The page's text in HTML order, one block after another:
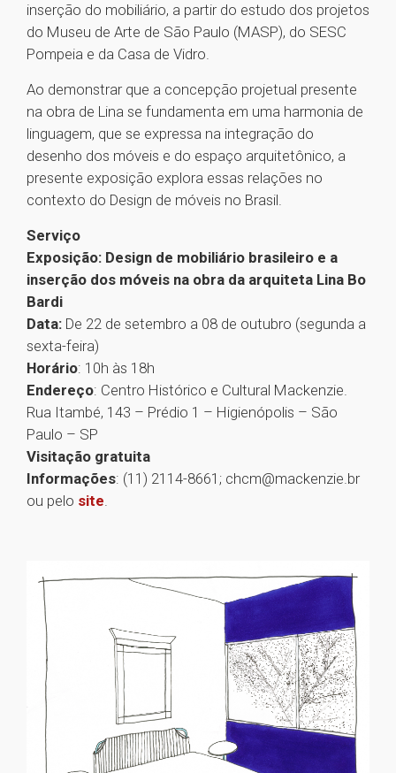
inserção do mobiliário, a partir do estudo dos projetos
do Museu de Arte de São Paulo (MASP), do SESC
Pompeia e da Casa de Vidro.
Ao demonstrar que a concepção projetual presente
na obra de Lina se fundamenta em uma harmonia de
linguagem, que se expressa na integração do
desenho dos móveis e do espaço arquitetônico, a
presente exposição explora essas relações no
contexto do Design de móveis no Brasil.
Serviço
Exposição: Design de mobiliário brasileiro e a
inserção dos móveis na obra da arquiteta Lina Bo
Bardi
Data: De 22 de setembro a 08 de outubro (segunda a
sexta-feira)
Horário: 10h às 18h
Endereço: Centro Histórico e Cultural Mackenzie.
Rua Itambé, 143 – Prédio 1 – Higienópolis – São
Paulo – SP
Visitação gratuita
Informações: (11) 2114-8661; chcm@mackenzie.br
ou pelo site.